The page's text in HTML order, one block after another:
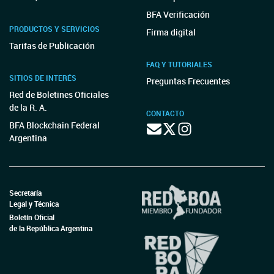
PRODUCTOS Y SERVICIOS
Tarifas de Publicación
SITIOS DE INTERÉS
Red de Boletines Oficiales
de la R. A.
BFA Blockchain Federal
Argentina
BFA Verificación
Firma digital
FAQ Y TUTORIALES
Preguntas Frecuentes
CONTACTO
Secretaría
Legal y Técnica
Boletín Oficial
de la República Argentina